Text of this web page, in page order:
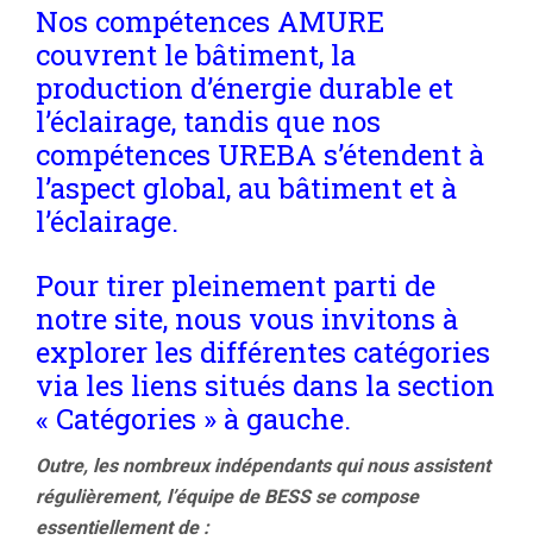
Nos compétences AMURE
couvrent le bâtiment, la
production d’énergie durable et
l’éclairage, tandis que nos
compétences UREBA s’étendent à
l’aspect global, au bâtiment et à
l’éclairage.
Pour tirer pleinement parti de
notre site, nous vous invitons à
explorer les différentes catégories
via les liens situés dans la section
« Catégories » à gauche.
Outre, les nombreux indépendants qui nous assistent
régulièrement, l’équipe de BESS se compose
essentiellement de :